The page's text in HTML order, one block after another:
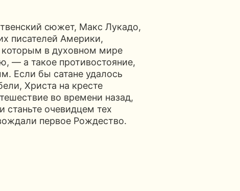
сюжет, Макс Лукадо,
писателей Америки,
которым в духовном мире
— а такое противостояние,
Если бы сатане удалось
Христа на кресте
во времени назад,
станьте очевидцем тех
первое Рождество.